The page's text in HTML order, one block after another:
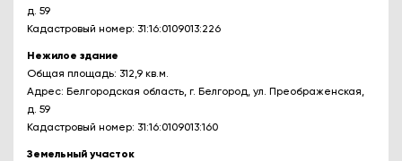
д. 59
Кадастровый номер: 31:16:0109013:226
Нежилое здание
Общая площадь: 312,9 кв.м.
Адрес: Белгородская область, г. Белгород, ул. Преображенская,
д. 59
Кадастровый номер: 31:16:0109013:160
Земельный участок